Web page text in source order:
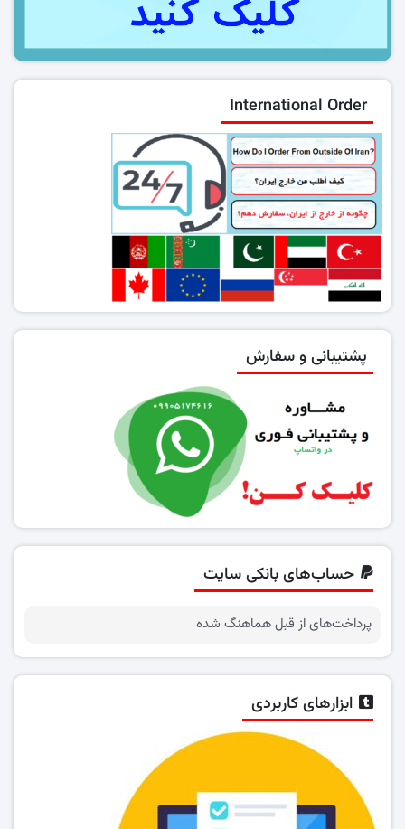
International Order
پشتیبانی و سفارش
حساب‌های بانکی سایت
پرداخت‌های از قبل هماهنگ شده
ابزارهای کاربردی